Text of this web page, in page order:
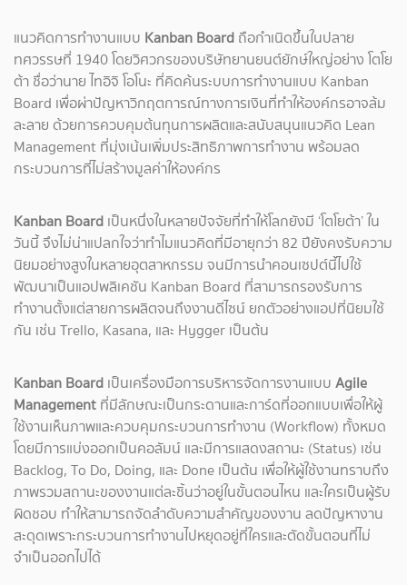
แนวคิดการทำงานแบบ Kanban Board ถือกำเนิดขึ้นในปลาย
ทศวรรษที่ 1940 โดยวิศวกรของบริษัทยานยนต์ยักษ์ใหญ่อย่าง โตโย
ต้า ชื่อว่านาย ไทอิจิ โอโนะ ที่คิดค้นระบบการทำงานแบบ Kanban
Board เพื่อผ่าปัญหาวิกฤตการณ์ทางการเงินที่ทำให้องค์กรอาจล้ม
ละลาย ด้วยการควบคุมต้นทุนการผลิตและสนับสนุนแนวคิด Lean
Management ที่มุ่งเน้นเพิ่มประสิทธิภาพการทำงาน พร้อมลด
กระบวนการที่ไม่สร้างมูลค่าให้องค์กร
Kanban Board เป็นหนึ่งในหลายปัจจัยที่ทำให้โลกยังมี ‘โตโยต้า’ ใน
วันนี้ จึงไม่น่าแปลกใจว่าทำไมแนวคิดที่มีอายุกว่า 82 ปียังคงรับความ
นิยมอย่างสูงในหลายอุตสาหกรรม จนมีการนำคอนเซปต์นี้ไปใช้
พัฒนาเป็นแอปพลิเคชัน Kanban Board ที่สามารถรองรับการ
ทำงานตั้งแต่สายการผลิตจนถึงงานดีไซน์ ยกตัวอย่างแอปที่นิยมใช้
กัน เช่น Trello, Kasana, และ Hygger เป็นต้น
Kanban Board เป็นเครื่องมือการบริหารจัดการงานแบบ Agile
Management ที่มีลักษณะเป็นกระดานและการ์ดที่ออกแบบเพื่อให้ผู้
ใช้งานเห็นภาพและควบคุมกระบวนการทำงาน (Workflow) ทั้งหมด
โดยมีการแบ่งออกเป็นคอลัมน์ และมีการแสดงสถานะ (Status) เช่น
Backlog, To Do, Doing, และ Done เป็นต้น เพื่อให้ผู้ใช้งานทราบถึง
ภาพรวมสถานะของงานแต่ละชิ้นว่าอยู่ในขั้นตอนไหน และใครเป็นผู้รับ
ผิดชอบ ทำให้สามารถจัดลำดับความสำคัญของงาน ลดปัญหางาน
สะดุดเพราะกระบวนการทำงานไปหยุดอยู่ที่ใครและตัดขั้นตอนที่ไม่
จำเป็นออกไปได้